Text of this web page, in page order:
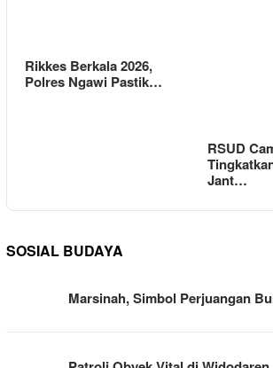
Rikkes Berkala 2026,
Polres Ngawi Pastik…
RSUD
Jant…
SOSIAL BUDAYA
Marsinah, Simbol Perjuangan